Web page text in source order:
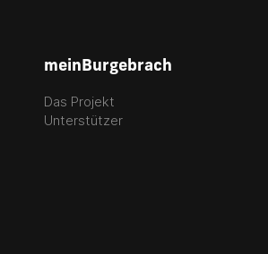
meinBurgebrach
Das Projekt
Unterstützer